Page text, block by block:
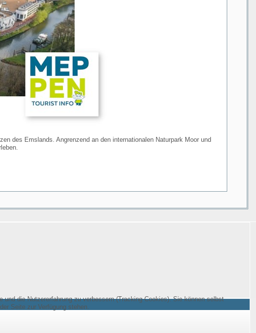
des Emslands. Angrenzend an den internationalen Naturpark Moor und
die Nutzererfahrung zu verbessern (Tracking Cookies). Sie können selbst
Seite zur Verfügung stehen.